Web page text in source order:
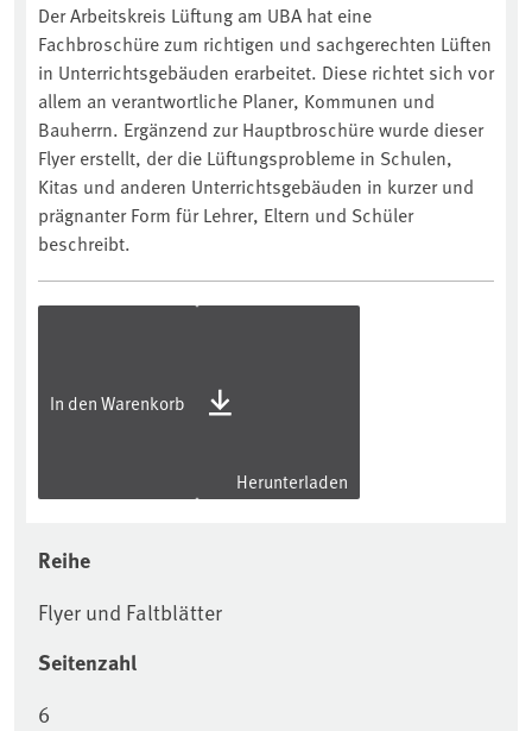
Der Arbeitskreis Lüftung am UBA hat eine
Fachbroschüre zum richtigen und sachgerechten Lüften
in Unterrichtsgebäuden erarbeitet. Diese richtet sich vor
allem an verantwortliche Planer, Kommunen und
Bauherrn. Ergänzend zur Hauptbroschüre wurde dieser
Flyer erstellt, der die Lüftungsprobleme in Schulen,
Kitas und anderen Unterrichtsgebäuden in kurzer und
prägnanter Form für Lehrer, Eltern und Schüler
beschreibt.
In den Warenkorb
Herunterladen
Reihe
Flyer und Faltblätter
Seitenzahl
6